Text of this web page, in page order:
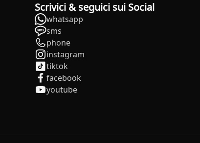
Scrivici & seguici sui Social
whatsapp
sms
phone
instagram
tiktok
facebook
youtube